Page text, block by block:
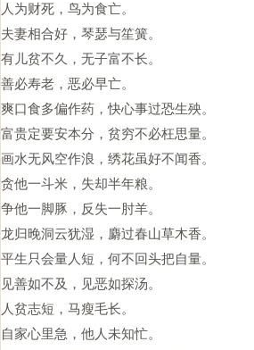
人为财死，鸟为食亡。
夫妻相合好，琴瑟与笙簧。
有儿贫不久，无子富不长。
善必寿老，恶必早亡。
爽口食多偏作药，快心事过恐生殃。
富贵定要安本分，贫穷不必枉思量。
画水无风空作浪，绣花虽好不闻香。
贪他一斗米，失却半年粮。
争他一脚豚，反失一肘羊。
龙归晚洞云犹湿，麝过春山草木香。
平生只会量人短，何不回头把自量。
见善如不及，见恶如探汤。
人贫志短，马瘦毛长。
自家心里急，他人未知忙。